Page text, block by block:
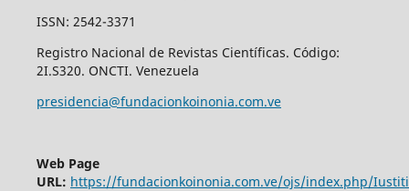
ISSN: 2542-3371
Registro Nacional de Revistas Científicas. Código:
2I.S320. ONCTI. Venezuela
presidencia@fundacionkoinonia.com.ve
Web Page
URL: https://fundacionkoinonia.com.ve/ojs/index.php/